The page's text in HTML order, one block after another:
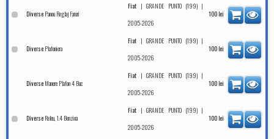
Diverse Panou Reglaj Faruri
Fiat |GRANDE PUNTO (199) |
2005-2026
100 lei
Diverse Plafoniera
Fiat |GRANDE PUNTO (199) |
2005-2026
100 lei
Diverse Manere Plafon 4 Buc
Fiat |GRANDE PUNTO (199) |
2005-2026
100 lei
Diverse Releu, 1.4 Benzina
Fiat |GRANDE PUNTO (199) |
2005-2026
100 lei